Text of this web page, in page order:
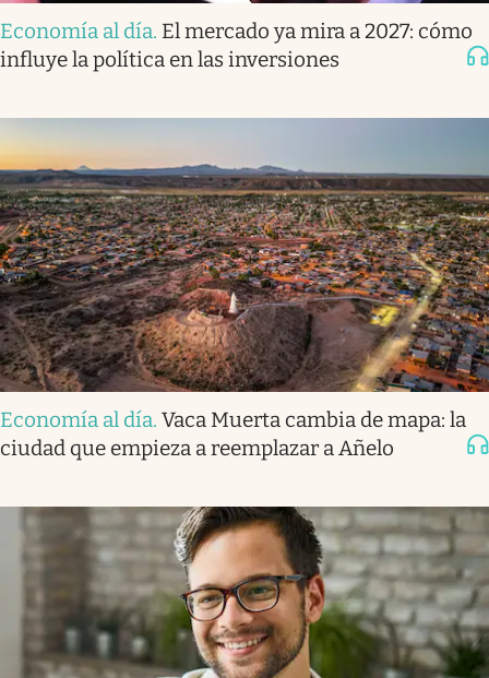
Economía al día. El mercado ya mira a 2027: cómo
influye la política en las inversiones
Economía al día. Vaca Muerta cambia de mapa: la
ciudad que empieza a reemplazar a Añelo